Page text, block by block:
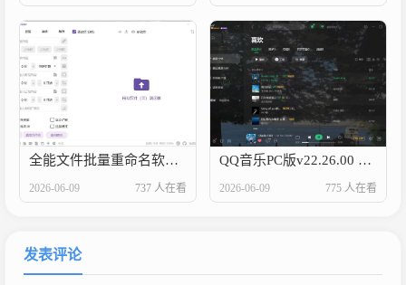
全能文件批量重命名软件 OncePower v3.1.3 免费版
2026-06-09 737 人在看
QQ音乐PC版v22.26.00 QQ音乐去广告绿色版
2026-06-09 775 人在看
发表评论